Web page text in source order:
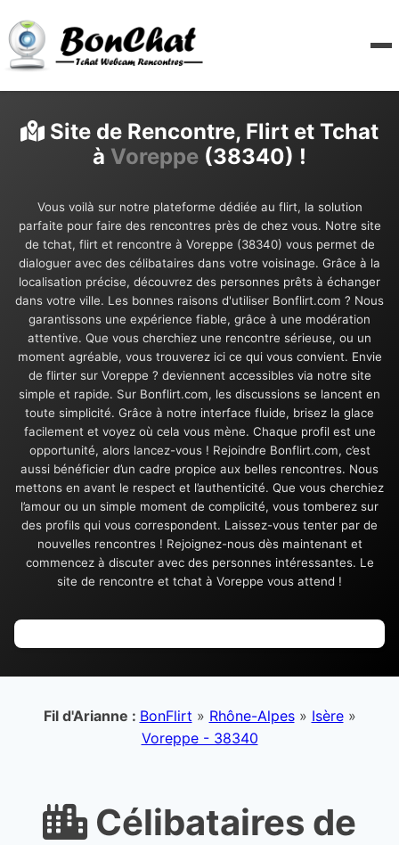
Site de Rencontre, Flirt et Tchat
à Voreppe (38340) !
Vous voilà sur notre plateforme dédiée au flirt, la solution
parfaite pour faire des rencontres près de chez vous. Notre site
de tchat, flirt et rencontre à Voreppe (38340) vous permet de
dialoguer avec des célibataires dans votre voisinage. Grâce à la
localisation précise, découvrez des personnes prêts à échanger
dans votre ville. Les bonnes raisons d'utiliser Bonflirt.com ? Nous
garantissons une expérience fiable, grâce à une modération
attentive. Que vous cherchiez une rencontre sérieuse, ou un
moment agréable, vous trouverez ici ce qui vous convient. Envie
de flirter sur Voreppe ? deviennent accessibles via notre site
simple et rapide. Sur Bonflirt.com, les discussions se lancent en
toute simplicité. Grâce à notre interface fluide, brisez la glace
facilement et voyez où cela vous mène. Chaque profil est une
opportunité, alors lancez-vous ! Rejoindre Bonflirt.com, c’est
aussi bénéficier d’un cadre propice aux belles rencontres. Nous
mettons en avant le respect et l’authenticité. Que vous cherchiez
l’amour ou un simple moment de complicité, vous tomberez sur
des profils qui vous correspondent. Laissez-vous tenter par de
nouvelles rencontres ! Rejoignez-nous dès maintenant et
commencez à discuter avec des personnes intéressantes. Le
site de rencontre et tchat à Voreppe vous attend !
Fil d'Arianne : BonFlirt » Rhône-Alpes» Isère»
Voreppe - 38340
Célibataires de